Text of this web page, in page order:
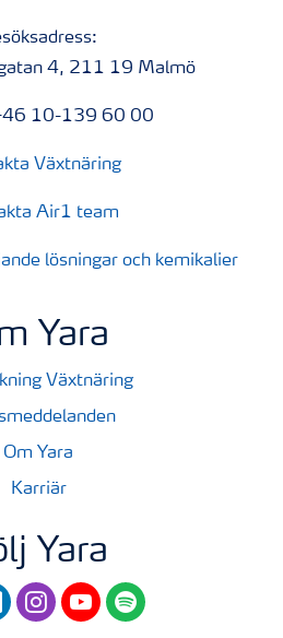
4, 211 19 Malmö
+46 10-139 60 00
Växtnäring
Air1 team
lösningar och kemikalier
Yara
Växtnäring
Om Yara
Karriär
Yara
instagram
youtubespotify